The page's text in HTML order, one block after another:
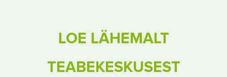
LOE LÄHEMALT
TEABEKESKUSEST